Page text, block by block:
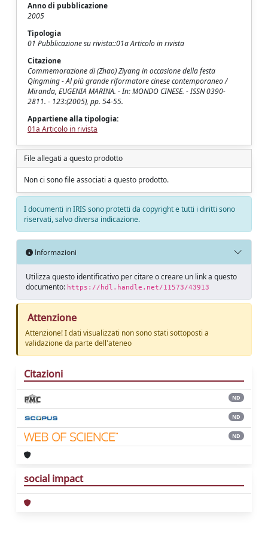
Anno di pubblicazione
2005
Tipologia
01 Pubblicazione su rivista::01a Articolo in rivista
Citazione
Commemorazione di (Zhao) Ziyang in occasione della festa
Qingming - Al più grande riformatore cinese contemporaneo /
Miranda, EUGENIA MARINA. - In: MONDO CINESE. - ISSN 0390-
2811. - 123:(2005), pp. 54-55.
Appartiene alla tipologia:
01a Articolo in rivista
File allegati a questo prodotto
Non ci sono file associati a questo prodotto.
I documenti in IRIS sono protetti da copyright e tutti i diritti sono
riservati, salvo diversa indicazione.
Informazioni
Utilizza questo identificativo per citare o creare un link a questo
documento: https://hdl.handle.net/11573/43913
Attenzione
Attenzione! I dati visualizzati non sono stati sottoposti a
validazione da parte dell'ateneo
Citazioni
ND
ND
ND
social impact